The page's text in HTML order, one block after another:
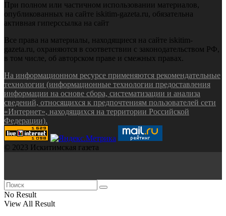
При полном или частичном использовании материалов,
опубликованных на сайте iskitim-gazeta.ru, обязательна
активная гиперссылка на сайт
Все права на материалы, находящиеся на сайте iskitim-
gazeta.ru, охраняются в соответствии с законодательством РФ,
в том числе, об авторском праве и смежных правах.
На информационном ресурсе применяются рекомендательные
технологии (информационные технологии предоставления
информации на основе сбора, систематизации и анализа
сведений, относящихся к предпочтениям пользователей сети
«Интернет», находящихся на территории Российской
Федерации).
© 2023 Искитимская газета
No Result
View All Result